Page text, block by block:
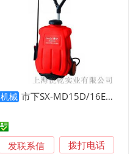
机械 市下SX-MD15D/16E背负式电动喷雾器
发联系信 拨打电话